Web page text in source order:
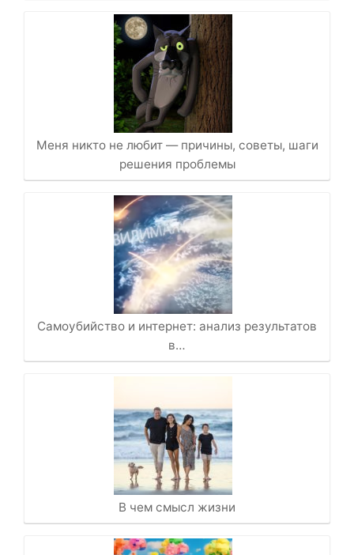
Меня никто не любит — причины, советы, шаги
решения проблемы
Самоубийство и интернет: анализ результатов
в…
В чем смысл жизни